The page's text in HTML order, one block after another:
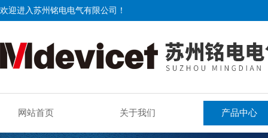
欢迎进入苏州铭电电气有限公司！
网站首页 关于我们 产品中心